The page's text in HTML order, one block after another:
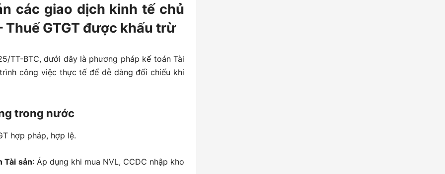
các giao dịch kinh tế chủ
Thuế GTGT được khấu trừ
TT-BTC, dưới đây là phương pháp kế toán Tài
công việc thực tế để dễ dàng đối chiếu khi
trong nước
hợp pháp, hợp lệ.
Tài sản: Áp dụng khi mua NVL, CCDC nhập kho